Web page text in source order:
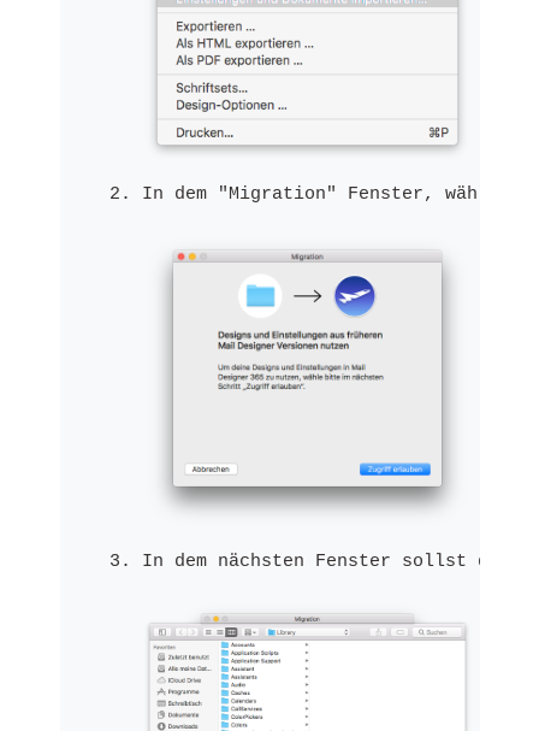
In dem "Migration" Fenster, wähle
In dem nächsten Fenster sollst du